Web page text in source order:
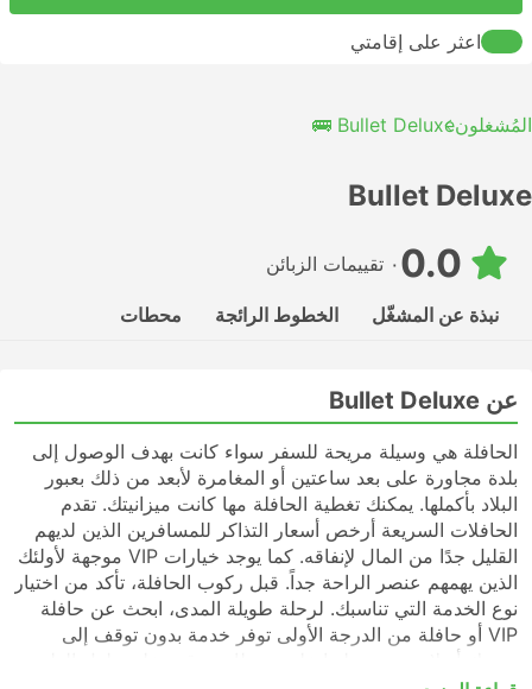
اعثر على إقامتي
المُشغلونBullet Deluxe 🚌
Bullet Deluxe
٠ تقييمات الزبائن
نبذة عن المشغّل الخطوط الرائجة محطات
عن Bullet Deluxe
الحافلة هي وسيلة مريحة للسفر سواء كانت بهدف الوصول إلى
بلدة مجاورة على بعد ساعتين أو المغامرة لأبعد من ذلك بعبور
البلاد بأكملها. يمكنك تغطية الحافلة مها كانت ميزانيتك. تقدم
الحافلات السريعة أرخص أسعار التذاكر للمسافرين الذين لديهم
القليل جدًا من المال لإنفاقه. كما يوجد خيارات VIP موجهة لأولئك
الذين يهمهم عنصر الراحة جداً. قبل ركوب الحافلة، تأكد من اختيار
نوع الخدمة التي تناسبك. لرحلة طويلة المدى، ابحث عن حافلة
VIP أو حافلة من الدرجة الأولى توفر خدمة بدون توقف إلى